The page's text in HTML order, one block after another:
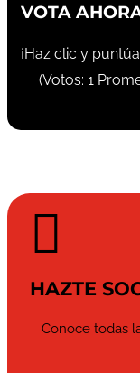
VOTA
¡Haz clic y
(Votos: 1

HAZTE
Conoce todas